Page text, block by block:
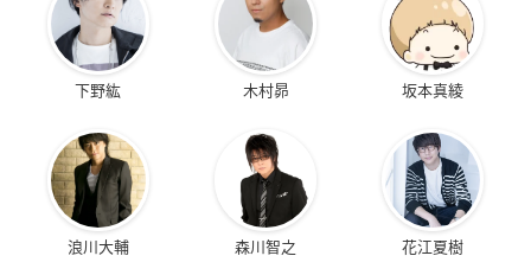
下野紘 木村昴 坂本真綾
浪川大輔 森川智之 花江夏樹